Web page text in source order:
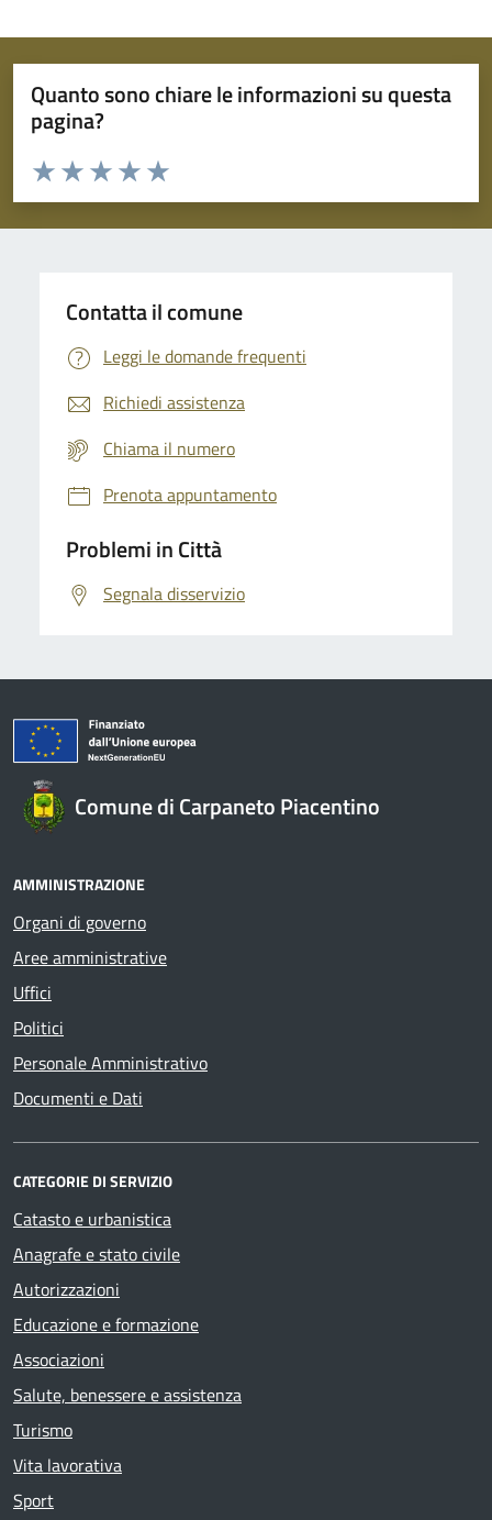
Quanto sono chiare le informazioni su questa
pagina?
Domanda
Valuta da 1 a 5 stelle la pagina
Valuta 5 stelle su 5
Valuta 4 stelle su 5
Valuta 3 stelle su 5
Valuta 2 stelle su 5
Valuta 1 stelle su 5
Contatta il comune
Leggi le domande frequenti
Richiedi assistenza
Chiama il numero
Prenota appuntamento
Problemi in Città
Segnala disservizio
Comune di Carpaneto Piacentino
AMMINISTRAZIONE
Organi di governo
Aree amministrative
Uffici
Politici
Personale Amministrativo
Documenti e Dati
CATEGORIE DI SERVIZIO
Catasto e urbanistica
Anagrafe e stato civile
Autorizzazioni
Educazione e formazione
Associazioni
Salute, benessere e assistenza
Turismo
Vita lavorativa
Sport